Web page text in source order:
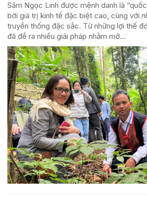
Sâm Ngọc Linh được mệnh danh là
bởi giá trị kinh tế đặc biệt cao, cùng với
truyền thống đặc sắc. Từ những lợi thế
đã đề ra nhiều giải pháp nhằm mở...